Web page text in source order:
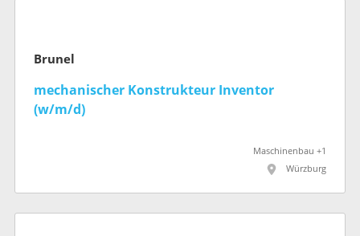
Brunel
mechanischer Konstrukteur Inventor
(w/m/d)
Maschinenbau +1
Würzburg